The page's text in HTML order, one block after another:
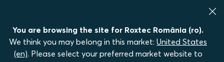
You are browsing the site for Roxtec România (ro).
We think you may belong in this market: United States
(en). Please select your preferred market website to